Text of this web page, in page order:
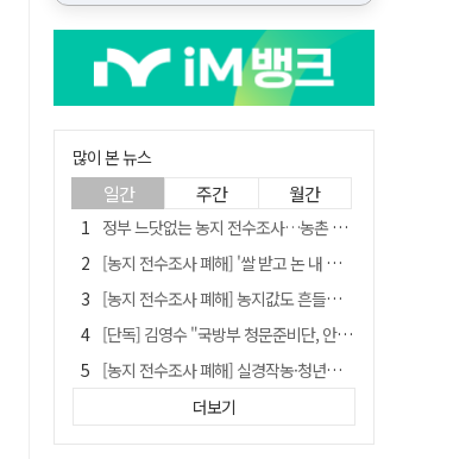
많이 본 뉴스
일간 주간 월간
정부 느닷없는 농지 전수조사…농촌 들쑤시는 '경자유전'의 칼날
[농지 전수조사 폐해] '쌀 받고 논 내 준' 도지농 이제 어쩌나?
[농지 전수조사 폐해] 농지값도 흔들리나…"도지 막히면 헐값 매물 나올 수도"
[단독] 김영수 "국방부 청문준비단, 안규백 탈영 알고있었다"
[농지 전수조사 폐해] 실경작농·청년농 부담도 커진다
[기고] 대구 미래는 금호강·팔공산에 있다
더보기